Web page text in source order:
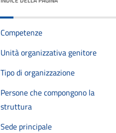
Competenze
Unità organizzativa genitore
Tipo di organizzazione
Persone che compongono la
struttura
Sede principale